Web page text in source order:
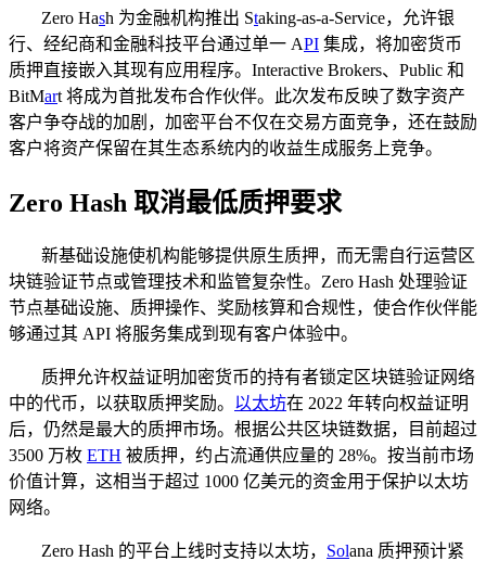
Zero Hash 为金融机构推出 Staking-as-a-Service，允许银
行、经纪商和金融科技平台通过单一 API 集成，将加密货币
质押直接嵌入其现有应用程序。Interactive Brokers、Public 和
BitMart 将成为首批发布合作伙伴。此次发布反映了数字资产
客户争夺战的加剧，加密平台不仅在交易方面竞争，还在鼓励
客户将资产保留在其生态系统内的收益生成服务上竞争。
Zero Hash 取消最低质押要求
新基础设施使机构能够提供原生质押，而无需自行运营区
块链验证节点或管理技术和监管复杂性。Zero Hash 处理验证
节点基础设施、质押操作、奖励核算和合规性，使合作伙伴能
够通过其 API 将服务集成到现有客户体验中。
质押允许权益证明加密货币的持有者锁定区块链验证网络
中的代币，以获取质押奖励。 以太坊在 2022 年转向权益证明
后，仍然是最大的质押市场。根据公共区块链数据，目前超过
3500 万枚 ETH 被质押，约占流通供应量的 28%。按当前市场
价值计算，这相当于超过 1000 亿美元的资金用于保护以太坊
网络。
Zero Hash 的平台上线时支持以太坊， Solana 质押预计紧